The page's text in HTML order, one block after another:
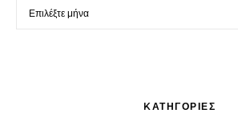
KΑΤΗΓΟΡΊΕΣ